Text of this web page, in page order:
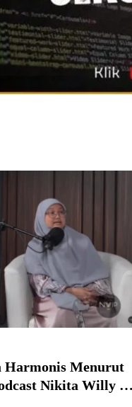
Harmonis Menurut
Nikita Willy &